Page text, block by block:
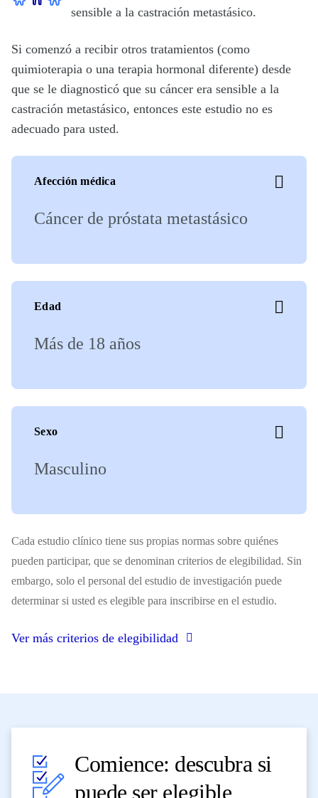
sensible a la castración metastásico.
Si comenzó a recibir otros tratamientos (como
quimioterapia o una terapia hormonal diferente) desde
que se le diagnosticó que su cáncer era sensible a la
castración metastásico, entonces este estudio no es
adecuado para usted.
Afección médica
Cáncer de próstata metastásico
Edad
Más de 18 años
Sexo
Masculino
Cada estudio clínico tiene sus propias normas sobre quiénes
pueden participar, que se denominan criterios de elegibilidad. Sin
embargo, solo el personal del estudio de investigación puede
determinar si usted es elegible para inscribirse en el estudio.
Ver más criterios de elegibilidad
Comience: descubra si
puede ser elegible